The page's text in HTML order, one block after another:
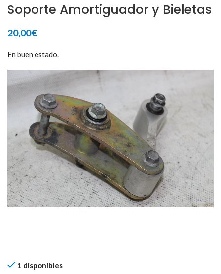
Soporte Amortiguador y Bieletas
20,00€
En buen estado.
1 disponibles